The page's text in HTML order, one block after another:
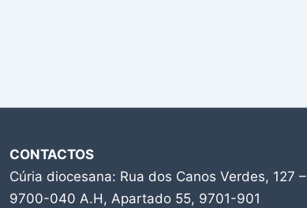
CONTACTOS
Cúria diocesana: Rua dos Canos Verdes, 127 –
9700-040 A.H, Apartado 55, 9701-901